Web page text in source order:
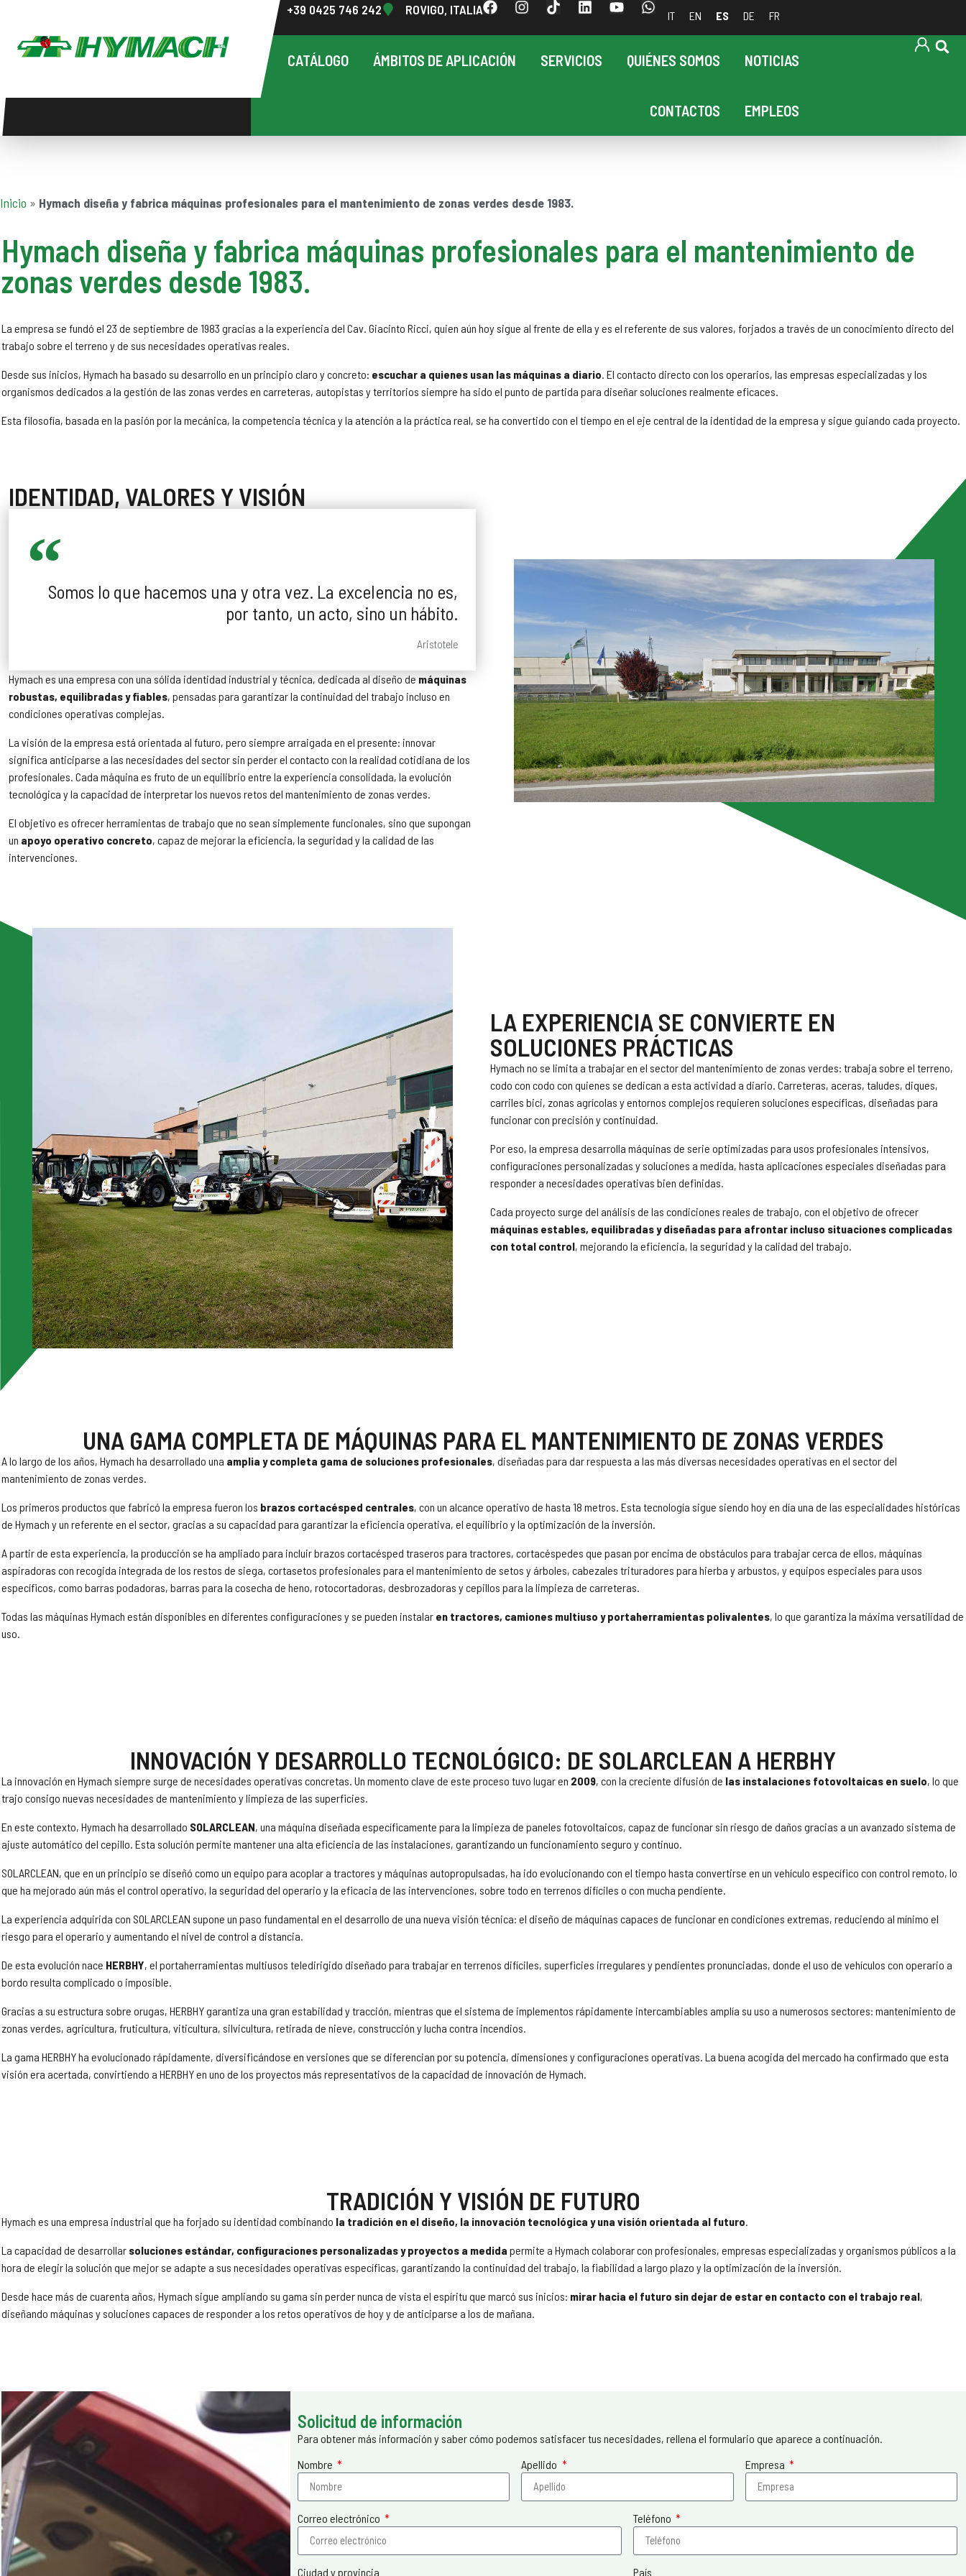
+39 0425 746 242 ROVIGO, ITALIA IT EN ES DE FR
CATÁLOGO ÁMBITOS DE APLICACIÓN SERVICIOS QUIÉNES SOMOS NOTICIAS
CONTACTOS EMPLEOS
Inicio » Hymach diseña y fabrica máquinas profesionales para el mantenimiento de zonas verdes desde 1983.
Hymach diseña y fabrica máquinas profesionales para el mantenimiento de
zonas verdes desde 1983.
La empresa se fundó el 23 de septiembre de 1983 gracias a la experiencia del Cav. Giacinto Ricci, quien aún hoy sigue al frente de ella y es el referente de sus valores, forjados a través de un conocimiento directo del
trabajo sobre el terreno y de sus necesidades operativas reales.
Desde sus inicios, Hymach ha basado su desarrollo en un principio claro y concreto: escuchar a quienes usan las máquinas a diario. El contacto directo con los operarios, las empresas especializadas y los
organismos dedicados a la gestión de las zonas verdes en carreteras, autopistas y territorios siempre ha sido el punto de partida para diseñar soluciones realmente eficaces.
Esta filosofía, basada en la pasión por la mecánica, la competencia técnica y la atención a la práctica real, se ha convertido con el tiempo en el eje central de la identidad de la empresa y sigue guiando cada proyecto.
IDENTIDAD, VALORES Y VISIÓN
Somos lo que hacemos una y otra vez. La excelencia no es,
por tanto, un acto, sino un hábito.
Aristotele
Hymach es una empresa con una sólida identidad industrial y técnica, dedicada al diseño de máquinas
robustas, equilibradas y fiables, pensadas para garantizar la continuidad del trabajo incluso en
condiciones operativas complejas.
La visión de la empresa está orientada al futuro, pero siempre arraigada en el presente: innovar
significa anticiparse a las necesidades del sector sin perder el contacto con la realidad cotidiana de los
profesionales. Cada máquina es fruto de un equilibrio entre la experiencia consolidada, la evolución
tecnológica y la capacidad de interpretar los nuevos retos del mantenimiento de zonas verdes.
El objetivo es ofrecer herramientas de trabajo que no sean simplemente funcionales, sino que supongan
un apoyo operativo concreto, capaz de mejorar la eficiencia, la seguridad y la calidad de las
intervenciones.
LA EXPERIENCIA SE CONVIERTE EN
SOLUCIONES PRÁCTICAS
Hymach no se limita a trabajar en el sector del mantenimiento de zonas verdes: trabaja sobre el terreno,
codo con codo con quienes se dedican a esta actividad a diario. Carreteras, aceras, taludes, diques,
carriles bici, zonas agrícolas y entornos complejos requieren soluciones específicas, diseñadas para
funcionar con precisión y continuidad.
Por eso, la empresa desarrolla máquinas de serie optimizadas para usos profesionales intensivos,
configuraciones personalizadas y soluciones a medida, hasta aplicaciones especiales diseñadas para
responder a necesidades operativas bien definidas.
Cada proyecto surge del análisis de las condiciones reales de trabajo, con el objetivo de ofrecer
máquinas estables, equilibradas y diseñadas para afrontar incluso situaciones complicadas
con total control, mejorando la eficiencia, la seguridad y la calidad del trabajo.
UNA GAMA COMPLETA DE MÁQUINAS PARA EL MANTENIMIENTO DE ZONAS VERDES
A lo largo de los años, Hymach ha desarrollado una amplia y completa gama de soluciones profesionales, diseñadas para dar respuesta a las más diversas necesidades operativas en el sector del
mantenimiento de zonas verdes.
Los primeros productos que fabricó la empresa fueron los brazos cortacésped centrales, con un alcance operativo de hasta 18 metros. Esta tecnología sigue siendo hoy en día una de las especialidades históricas
de Hymach y un referente en el sector, gracias a su capacidad para garantizar la eficiencia operativa, el equilibrio y la optimización de la inversión.
A partir de esta experiencia, la producción se ha ampliado para incluir brazos cortacésped traseros para tractores, cortacéspedes que pasan por encima de obstáculos para trabajar cerca de ellos, máquinas
aspiradoras con recogida integrada de los restos de siega, cortasetos profesionales para el mantenimiento de setos y árboles, cabezales trituradores para hierba y arbustos, y equipos especiales para usos
específicos, como barras podadoras, barras para la cosecha de heno, rotocortadoras, desbrozadoras y cepillos para la limpieza de carreteras.
Todas las máquinas Hymach están disponibles en diferentes configuraciones y se pueden instalar en tractores, camiones multiuso y portaherramientas polivalentes, lo que garantiza la máxima versatilidad de
uso.
INNOVACIÓN Y DESARROLLO TECNOLÓGICO: DE SOLARCLEAN A HERBHY
La innovación en Hymach siempre surge de necesidades operativas concretas. Un momento clave de este proceso tuvo lugar en 2009, con la creciente difusión de las instalaciones fotovoltaicas en suelo, lo que
trajo consigo nuevas necesidades de mantenimiento y limpieza de las superficies.
En este contexto, Hymach ha desarrollado SOLARCLEAN, una máquina diseñada específicamente para la limpieza de paneles fotovoltaicos, capaz de funcionar sin riesgo de daños gracias a un avanzado sistema de
ajuste automático del cepillo. Esta solución permite mantener una alta eficiencia de las instalaciones, garantizando un funcionamiento seguro y continuo.
SOLARCLEAN, que en un principio se diseñó como un equipo para acoplar a tractores y máquinas autopropulsadas, ha ido evolucionando con el tiempo hasta convertirse en un vehículo específico con control remoto, lo
que ha mejorado aún más el control operativo, la seguridad del operario y la eficacia de las intervenciones, sobre todo en terrenos difíciles o con mucha pendiente.
La experiencia adquirida con SOLARCLEAN supone un paso fundamental en el desarrollo de una nueva visión técnica: el diseño de máquinas capaces de funcionar en condiciones extremas, reduciendo al mínimo el
riesgo para el operario y aumentando el nivel de control a distancia.
De esta evolución nace HERBHY, el portaherramientas multiusos teledirigido diseñado para trabajar en terrenos difíciles, superficies irregulares y pendientes pronunciadas, donde el uso de vehículos con operario a
bordo resulta complicado o imposible.
Gracias a su estructura sobre orugas, HERBHY garantiza una gran estabilidad y tracción, mientras que el sistema de implementos rápidamente intercambiables amplía su uso a numerosos sectores: mantenimiento de
zonas verdes, agricultura, fruticultura, viticultura, silvicultura, retirada de nieve, construcción y lucha contra incendios.
La gama HERBHY ha evolucionado rápidamente, diversificándose en versiones que se diferencian por su potencia, dimensiones y configuraciones operativas. La buena acogida del mercado ha confirmado que esta
visión era acertada, convirtiendo a HERBHY en uno de los proyectos más representativos de la capacidad de innovación de Hymach.
TRADICIÓN Y VISIÓN DE FUTURO
Hymach es una empresa industrial que ha forjado su identidad combinando la tradición en el diseño, la innovación tecnológica y una visión orientada al futuro.
La capacidad de desarrollar soluciones estándar, configuraciones personalizadas y proyectos a medida permite a Hymach colaborar con profesionales, empresas especializadas y organismos públicos a la
hora de elegir la solución que mejor se adapte a sus necesidades operativas específicas, garantizando la continuidad del trabajo, la fiabilidad a largo plazo y la optimización de la inversión.
Desde hace más de cuarenta años, Hymach sigue ampliando su gama sin perder nunca de vista el espíritu que marcó sus inicios: mirar hacia el futuro sin dejar de estar en contacto con el trabajo real,
diseñando máquinas y soluciones capaces de responder a los retos operativos de hoy y de anticiparse a los de mañana.
Solicitud de información
Para obtener más información y saber cómo podemos satisfacer tus necesidades, rellena el formulario que aparece a continuación.
Nombre
Apellido Empresa
Correo electrónico Teléfono
Ciudad y provincia País